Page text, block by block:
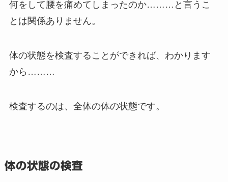
何をして腰を痛めてしまったのか………と言うこ
とは関係ありません。
体の状態を検査することができれば、わかります
から………
検査するのは、全体の体の状態です。
体の状態の検査